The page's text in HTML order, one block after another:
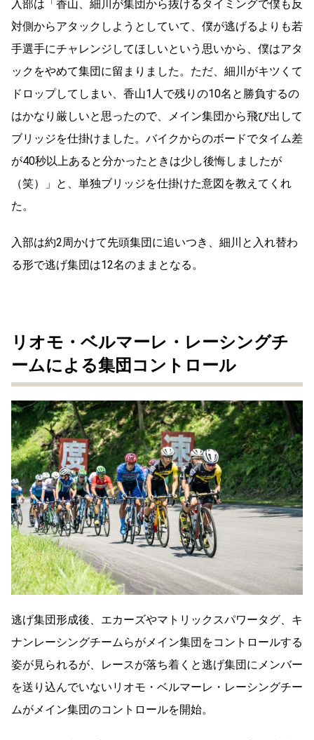
入部は「香山、細川が集団から抜けるタイミングで僕も反
対側からアタックしようとしていて、僕が逃げるよりも若
手選手にチャレンジしてほしいという思いから、僕はアタ
ックをやめて集団に留まりました。ただ、細川がキツくて
ドロップしてしまい、香山1人で残りの10名と勝負するの
はかなり厳しいと思ったので、メイン集団から飛び出して
ブリッジを仕掛けました。バイクからのボードでタイム差
が40秒以上あると分かったときは少し後悔しましたが
（笑）」と、単独ブリッジを仕掛けた意図を教えてくれ
た。
入部は約2周かけて先頭集団に追いつき、細川と入れ替わ
る形で逃げ集団は12名のままとなる。
リオモ・ベルマーレ・レーシングチ
ームによる集団コントロール
逃げ集団形成後、エカーズやマトリックスパワータグ、キ
ナンレーシングチームらがメイン集団をコントロールする
姿が見られるが、レースが落ち着くと逃げ集団にメンバー
を送り込んでいないリオモ・ベルマーレ・レーシングチー
ムがメイン集団のコントロールを開始。